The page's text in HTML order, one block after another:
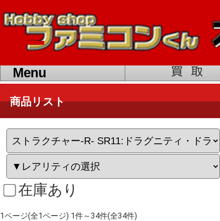
toggle
navigation
Menu
商品リスト
在庫あり
1ページ(全1ページ) 1件～34件(全34件)